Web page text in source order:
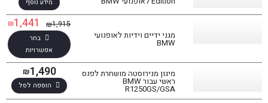
מגני ידיים וידיות לאופנועי
BMW
₪1,915
₪1,441
בחר
אפשרויות
מיגון מנירוסטה מושחרת לפנס
ראשי עבור BMW
R1250GS/GSA
₪1,490
הוספה לסל